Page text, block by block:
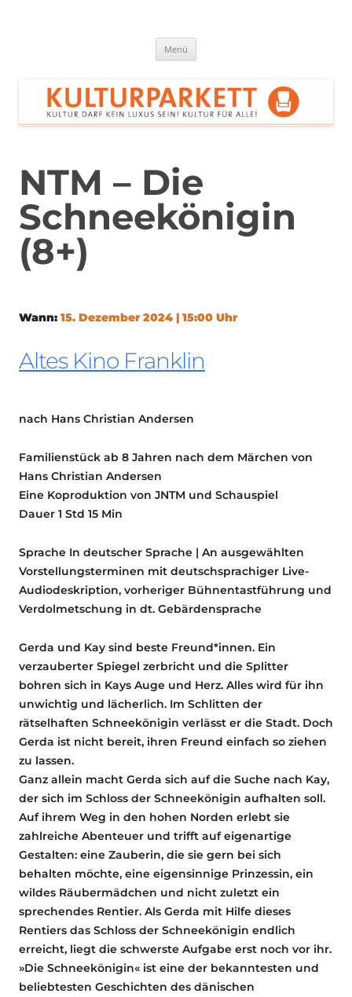
Menü
NTM – Die
Schneekönigin
(8+)
Wann: 15. Dezember 2024 | 15:00 Uhr
Altes Kino Franklin
nach Hans Christian Andersen
Familienstück ab 8 Jahren nach dem Märchen von
Hans Christian Andersen
Eine Koproduktion von JNTM und Schauspiel
Dauer 1 Std 15 Min
Sprache In deutscher Sprache | An ausgewählten
Vorstellungsterminen mit deutschsprachiger Live-
Audiodeskription, vorheriger Bühnentastführung und
Verdolmetschung in dt. Gebärdensprache
Gerda und Kay sind beste Freund*innen. Ein
verzauberter Spiegel zerbricht und die Splitter
bohren sich in Kays Auge und Herz. Alles wird für ihn
unwichtig und lächerlich. Im Schlitten der
rätselhaften Schneekönigin verlässt er die Stadt. Doch
Gerda ist nicht bereit, ihren Freund einfach so ziehen
zu lassen.
Ganz allein macht Gerda sich auf die Suche nach Kay,
der sich im Schloss der Schneekönigin aufhalten soll.
Auf ihrem Weg in den hohen Norden erlebt sie
zahlreiche Abenteuer und trifft auf eigenartige
Gestalten: eine Zauberin, die sie gern bei sich
behalten möchte, eine eigensinnige Prinzessin, ein
wildes Räubermädchen und nicht zuletzt ein
sprechendes Rentier. Als Gerda mit Hilfe dieses
Rentiers das Schloss der Schneekönigin endlich
erreicht, liegt die schwerste Aufgabe erst noch vor ihr.
»Die Schneekönigin« ist eine der bekanntesten und
beliebtesten Geschichten des dänischen